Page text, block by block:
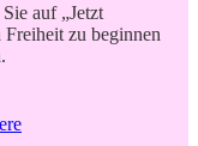
auf „Jetzt
zu beginnen